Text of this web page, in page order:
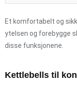
Et komfortabelt og
ytelsen og forebygge
disse funksjonene.
Kettlebells til